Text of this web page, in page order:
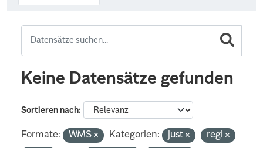
Keine Datensätze gefunden
Sortieren nach
Formate: WMS Kategorien: just
regi